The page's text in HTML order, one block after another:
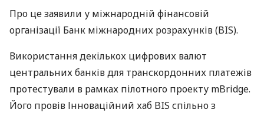
Про це заявили у міжнародній фінансовій
організації Банк міжнародних розрахунків (BIS).
Використання декількох цифрових валют
центральних банків для транскордонних платежів
протестували в рамках пілотного проекту mBridge.
Його провів Інноваційний хаб BIS спільно з